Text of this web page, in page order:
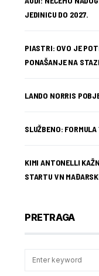
JEDINICU DO 2027.
PIASTRI: OVO JE
PONAŠANJE NA STAZI
LANDO NORRIS
SLUŽBENO:
KIMI ANTONELLI
STARTU VN
PRETRAGA